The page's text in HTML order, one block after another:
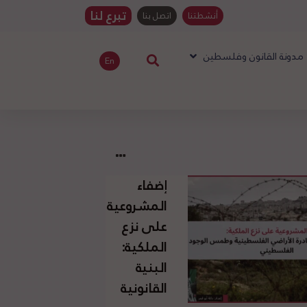
أنشطتنا اتصل بنا تبرع لنا
مدونة القانون وفلسطين En
إضفاء
المشروعية
على نزع
الملكية:
البنية
القانونية